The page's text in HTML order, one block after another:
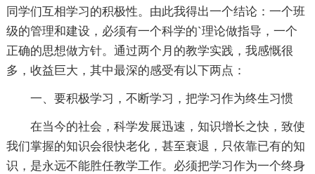
同学们互相学习的积极性。由此我得出一个结论：一个班
级的管理和建设，必须有一个科学的`理论做指导，一个
正确的思想做方针。通过两个月的教学实践，我感慨很
多，收益巨大，其中最深的感受有以下两点：
一、要积极学习，不断学习，把学习作为终生习惯
在当今的社会，科学发展迅速，知识增长之快，致使
我们掌握的知识会很快老化，甚至衰退，只依靠已有的知
识，是永远不能胜任教学工作。必须把学习作为一个终身